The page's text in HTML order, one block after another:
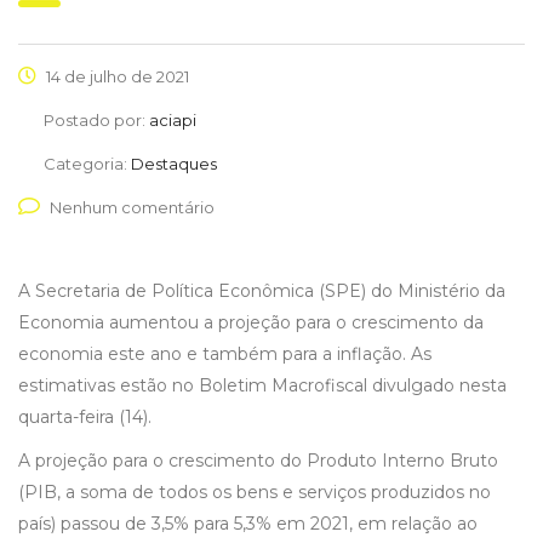
14 de julho de 2021
Postado por: aciapi
Categoria: Destaques
Nenhum comentário
A Secretaria de Política Econômica (SPE) do Ministério da
Economia aumentou a projeção para o crescimento da
economia este ano e também para a inflação. As
estimativas estão no Boletim Macrofiscal divulgado nesta
quarta-feira (14).
A projeção para o crescimento do Produto Interno Bruto
(PIB, a soma de todos os bens e serviços produzidos no
país) passou de 3,5% para 5,3% em 2021, em relação ao